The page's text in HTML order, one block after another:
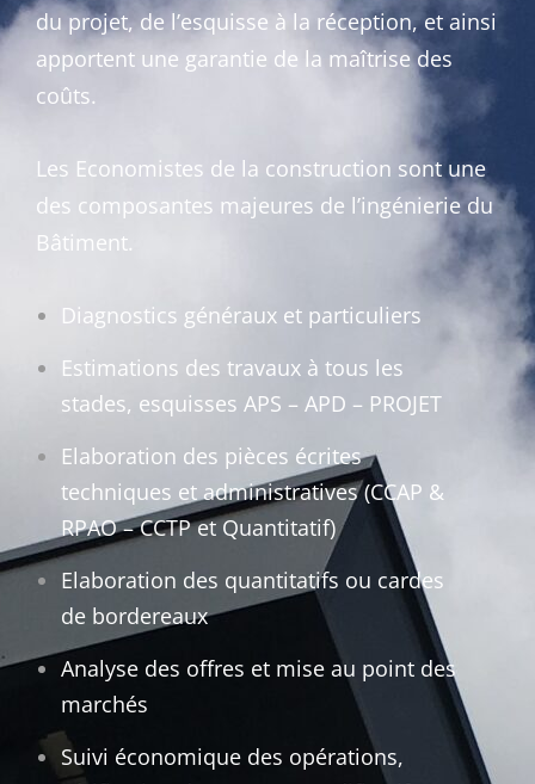
du projet, de l’esquisse à la réception, et ainsi
apportent une garantie de la maîtrise des
coûts.
Les Economistes de la construction sont une
des composantes majeures de l’ingénierie du
Bâtiment.
Diagnostics généraux et particuliers
Estimations des travaux à tous les
stades, esquisses APS – APD – PROJET
Elaboration des pièces écrites
techniques et administratives (CCAP &
RPAO – CCTP et Quantitatif)
Elaboration des quantitatifs ou cardes
de bordereaux
Analyse des offres et mise au point des
marchés
Suivi économique des opérations,